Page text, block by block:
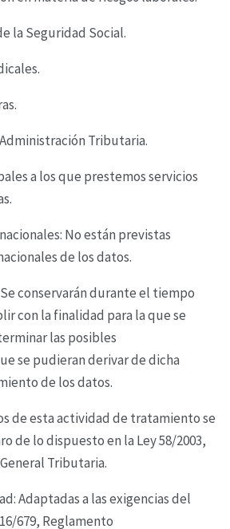
la Seguridad Social.
Tributaria.
a los que prestemos servicios
No están previstas
de los datos.
conservarán durante el tiempo
con la finalidad para la que se
las posibles
se pudieran derivarde dicha
de los datos.
de esta actividad de tratamiento se
de lo dispuestoen la Ley 58/2003,
Tributaria.
Adaptadas a las exigencias del
679, Reglamento